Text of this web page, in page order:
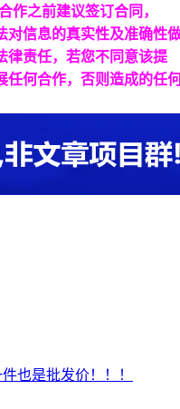
作之前建议签订合同，
对信息的真实性及准确性
律责任，若您不同意该提
任何合作，否则造成的任
也是批发价！！！